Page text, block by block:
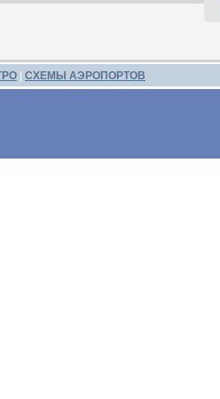
СХЕМЫ АЭРОПОРТОВ